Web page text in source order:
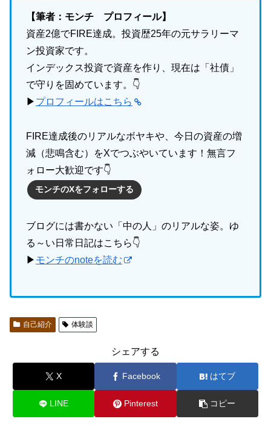
【筆者：モンチ プロフィール】
資産2億でFIRE達成。投資歴25年の元サラリーマ
ン投資家です。
インデックス投資で資産を作り、現在は「社債」
で守りを固めています。👇
▶ プロフィールはこちら
FIRE達成後のリアルなボヤキや、今日の資産の増
減（悲鳴含む）をXでつぶやいています！無言フ
ォロー大歓迎です👇
モンチのXをフォローする
ブログには書かない「中の人」のリアルな姿。ゆ
る～い日常日記はこちら👇
▶ モンチのnoteを読む
自己紹介 体験談
シェアする
X Facebook はてブ
LINE Pinterest コピー